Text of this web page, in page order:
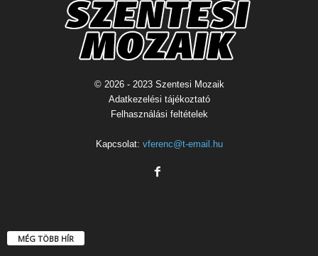
© 2026 - 2023 Szentesi Mozaik
Adatkezelési tájékoztató
Felhasználási feltételek
Kapcsolat: vferenc@t-email.hu
MÉG TÖBB HÍR